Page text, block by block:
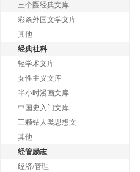
三个圈经典文库
彩条外国文学文库
其他
经典社科
轻学术文库
女性主义文库
半小时漫画文库
中国史入门文库
三颗钻人类思想文
其他
经管励志
经济/管理